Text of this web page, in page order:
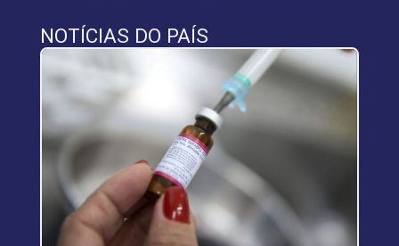
NOTÍCIAS DO PAÍS